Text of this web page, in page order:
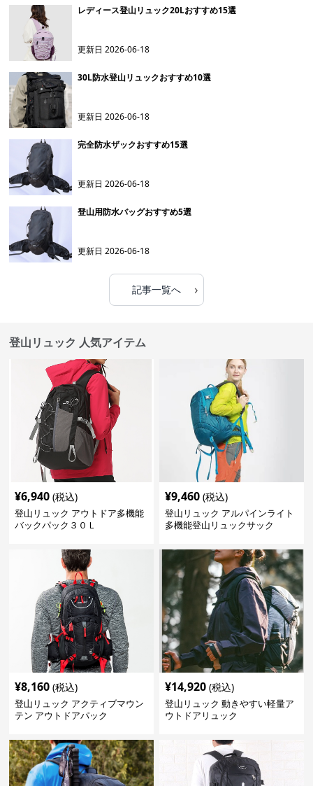
レディース登山リュック20Lおすすめ15選
更新日2026-06-18
30L防水登山リュックおすすめ10選
更新日2026-06-18
完全防水ザックおすすめ15選
更新日2026-06-18
登山用防水バッグおすすめ5選
更新日2026-06-18
記事一覧へ ›
登山リュック 人気アイテム
¥6,940 (税込)
登山リュック アウトドア多機能
バックパック３０Ｌ
¥9,460 (税込)
登山リュック アルパインライト
多機能登山リュックサック
¥8,160 (税込)
登山リュック アクティブマウン
テン アウトドアパック
¥14,920 (税込)
登山リュック 動きやすい軽量ア
ウトドアリュック